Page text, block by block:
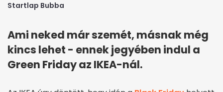
Startlap Bubba
Ami neked már szemét, másnak még
kincs lehet - ennek jegyében indul a
Green Friday az IKEA-nál.